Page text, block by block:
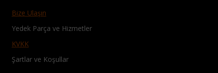
Bize Ulaşın
Yedek Parça ve Hizmetler
KVKK
Şartlar ve Koşullar